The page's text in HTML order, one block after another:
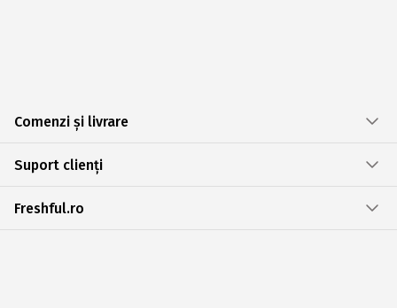
Comenzi și livrare
Suport clienți
Freshful.ro